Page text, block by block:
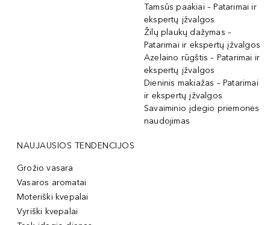
Tamsūs paakiai – Patarimai ir
ekspertų įžvalgos
Žilų plaukų dažymas –
Patarimai ir ekspertų įžvalgos
Azelaino rūgštis – Patarimai ir
ekspertų įžvalgos
Dieninis makiažas – Patarimai
ir ekspertų įžvalgos
Savaiminio įdegio priemonės
naudojimas
NAUJAUSIOS TENDENCIJOS
Grožio vasara
Vasaros aromatai
Moteriški kvepalai
Vyriški kvepalai